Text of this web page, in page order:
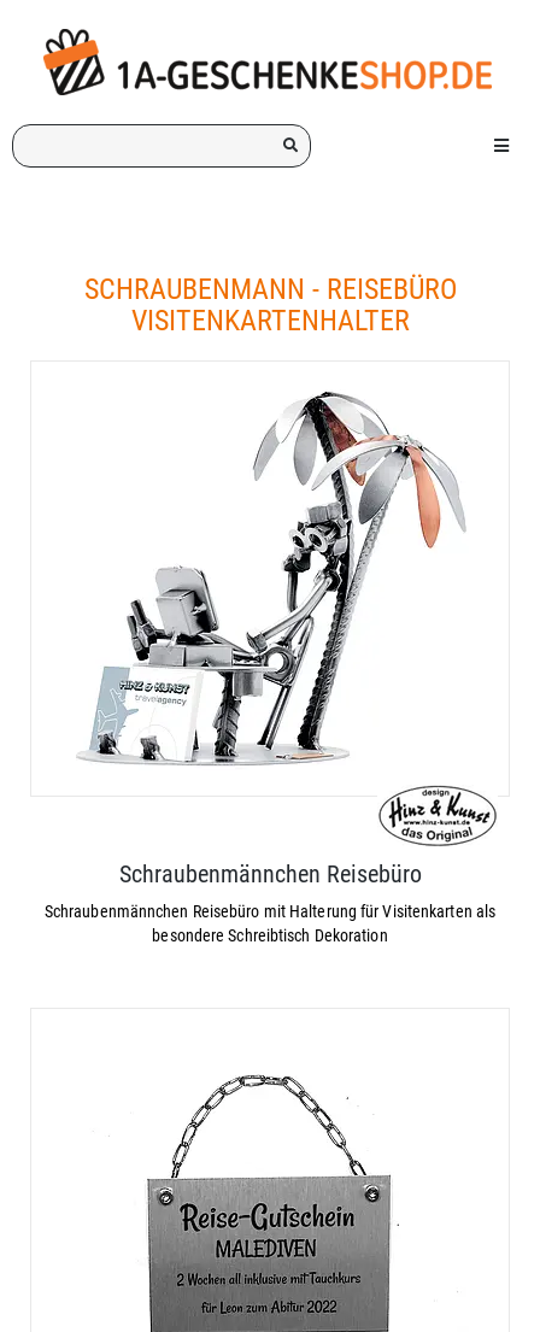
Ich
suche
Menü
SCHRAUBENMANN - REISEBÜRO
VISITENKARTENHALTER
Schraubenmännchen Reisebüro
Schraubenmännchen Reisebüro mit Halterung für Visitenkarten als
besondere Schreibtisch Dekoration